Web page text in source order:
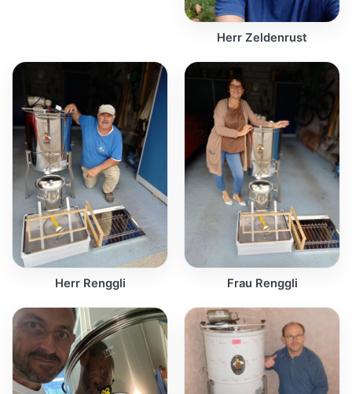
Herr Zeldenrust
Herr Renggli Frau Renggli